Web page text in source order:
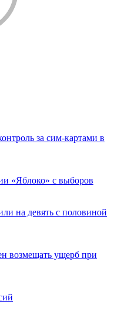
за сим-картами в
«Яблоко» с выборов
на девять с половиной
возмещать ущерб при